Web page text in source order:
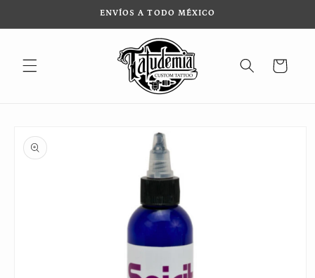
al contenido
ENVÍOS A TODO MÉXICO
Carrito
a la
información